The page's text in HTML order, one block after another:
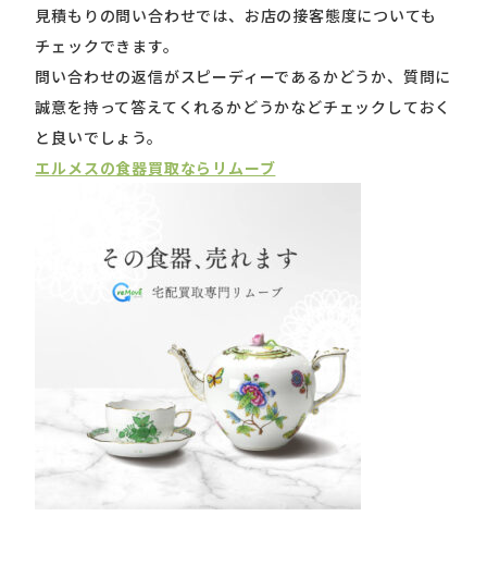
見積もりの問い合わせでは、お店の接客態度についても
チェックできます。
問い合わせの返信がスピーディーであるかどうか、質問に
誠意を持って答えてくれるかどうかなどチェックしておく
と良いでしょう。
エルメスの食器買取ならリムーブ